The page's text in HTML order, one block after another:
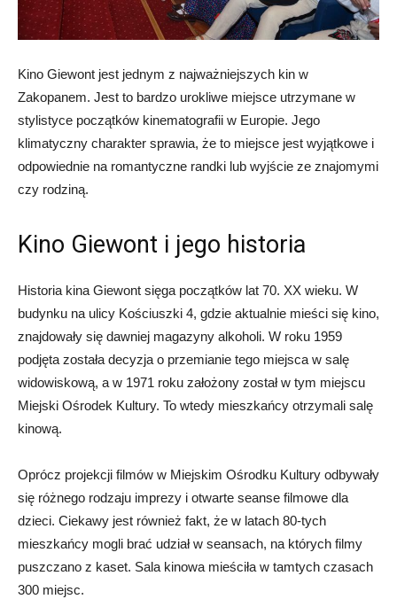
Kino Giewont jest jednym z najważniejszych kin w
Zakopanem. Jest to bardzo urokliwe miejsce utrzymane w
stylistyce początków kinematografii w Europie. Jego
klimatyczny charakter sprawia, że to miejsce jest wyjątkowe i
odpowiednie na romantyczne randki lub wyjście ze znajomymi
czy rodziną.
Kino Giewont i jego historia
Historia kina Giewont sięga początków lat 70. XX wieku. W
budynku na ulicy Kościuszki 4, gdzie aktualnie mieści się kino,
znajdowały się dawniej magazyny alkoholi. W roku 1959
podjęta została decyzja o przemianie tego miejsca w salę
widowiskową, a w 1971 roku założony został w tym miejscu
Miejski Ośrodek Kultury. To wtedy mieszkańcy otrzymali salę
kinową.
Oprócz projekcji filmów w Miejskim Ośrodku Kultury odbywały
się różnego rodzaju imprezy i otwarte seanse filmowe dla
dzieci. Ciekawy jest również fakt, że w latach 80-tych
mieszkańcy mogli brać udział w seansach, na których filmy
puszczano z kaset. Sala kinowa mieściła w tamtych czasach
300 miejsc.